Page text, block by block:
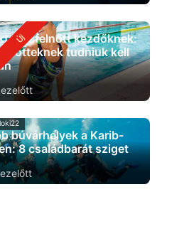
felnőtt kezdőknek:
tudniuk kell
búvárhelyek a Karib-
8 családbarát sziget